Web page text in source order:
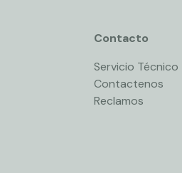
Contacto
Servicio Técnico
Contactenos
Reclamos